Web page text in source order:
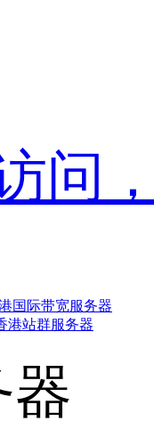
问
国际带宽服务器
港站群服务器
器